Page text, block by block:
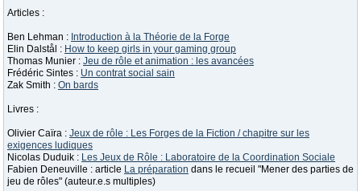
Articles :
Ben Lehman : Introduction à la Théorie de la Forge
Elin Dalstål : How to keep girls in your gaming group
Thomas Munier : Jeu de rôle et animation : les avancées
Frédéric Sintes : Un contrat social sain
Zak Smith : On bards
Livres :
Olivier Caïra : Jeux de rôle : Les Forges de la Fiction / chapitre sur les
exigences ludiques
Nicolas Duduik : Les Jeux de Rôle : Laboratoire de la Coordination Sociale
Fabien Deneuville : article La préparation dans le recueil "Mener des parties de
jeu de rôles" (auteur.e.s multiples)